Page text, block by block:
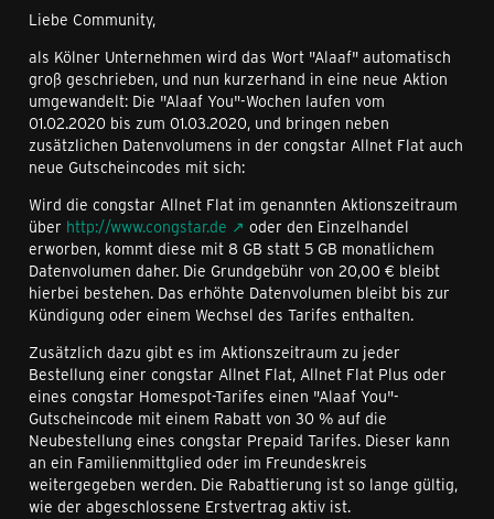
Liebe Community,
als Kölner Unternehmen wird das Wort "Alaaf" automatisch
groß geschrieben, und nun kurzerhand in eine neue Aktion
umgewandelt: Die "Alaaf You"-Wochen laufen vom
01.02.2020 bis zum 01.03.2020, und bringen neben
zusätzlichen Datenvolumens in der congstar Allnet Flat auch
neue Gutscheincodes mit sich:
Wird die congstar Allnet Flat im genannten Aktionszeitraum
über http://www.congstar.de
oder den Einzelhandel
erworben, kommt diese mit 8 GB statt 5 GB monatlichem
Datenvolumen daher. Die Grundgebühr von 20,00 € bleibt
hierbei bestehen. Das erhöhte Datenvolumen bleibt bis zur
Kündigung oder einem Wechsel des Tarifes enthalten.
Zusätzlich dazu gibt es im Aktionszeitraum zu jeder
Bestellung einer congstar Allnet Flat, Allnet Flat Plus oder
eines congstar Homespot-Tarifes einen "Alaaf You"-
Gutscheincode mit einem Rabatt von 30 % auf die
Neubestellung eines congstar Prepaid Tarifes. Dieser kann
an ein Familienmittglied oder im Freundeskreis
weitergegeben werden. Die Rabattierung ist so lange gültig,
wie der abgeschlossene Erstvertrag aktiv ist.